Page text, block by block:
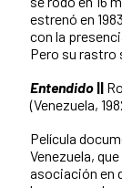
estrenó en
con la
Pero su rastro
Entendido ||
(Venezuela,
Película
Venezuela,
asociación en